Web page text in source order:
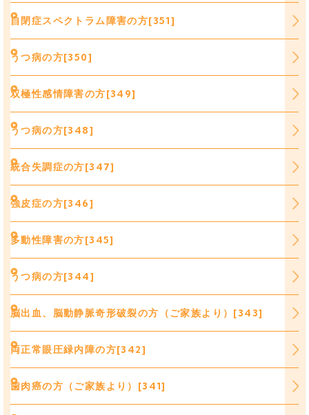
自閉症スペクトラム障害の方[351]
うつ病の方[350]
双極性感情障害の方[349]
うつ病の方[348]
統合失調症の方[347]
強皮症の方[346]
多動性障害の方[345]
うつ病の方[344]
脳出血、脳動静脈奇形破裂の方（ご家族より）[343]
両正常眼圧緑内障の方[342]
歯肉癌の方（ご家族より）[341]